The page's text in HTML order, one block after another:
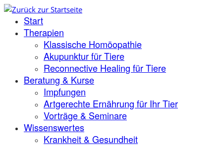
Zum
Inhalt
springen
Start
Therapien
Klassische Homöopathie
Akupunktur für Tiere
Reconnective Healing für Tiere
Beratung & Kurse
Impfungen
Artgerechte Ernährung für Ihr Tier
Vorträge & Seminare
Wissenswertes
Krankheit & Gesundheit